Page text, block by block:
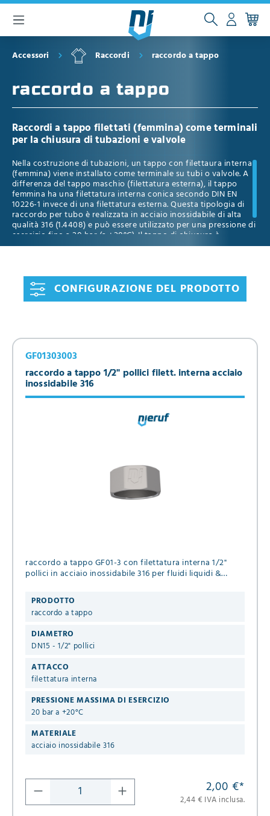
principale
Accessori Raccordi raccordo a tappo
raccordo a tappo
Raccordi a tappo filettati (femmina) come terminali
per la chiusura di tubazioni e valvole
Nella costruzione di tubazioni, un tappo con filettaura interna
(femmina) viene installato come terminale su tubi o valvole. A
differenza del tappo maschio (filettatura esterna), il tappo
femmina ha una filettatura interna conica secondo DIN EN
10226-1 invece di una filettatura esterna. Questa tipologia di
raccordo per tubo è realizzata in acciaio inossidabile di alta
qualità 316 (1.4408) e può essere utilizzato per una pressione di
esercizio fino a 20 bar (a +20°C). Il tappo di chiusura è
disponibile nei diametri nominali da 1/8 "- 4" pollici.
CONFIGURAZIONE DEL PRODOTTO
raccordo a tappo 1/2" pollici filett. interna acciaio
inossidabile 316
GF01303003
raccordo a tappo GF01-3 con filettatura interna 1/2"
pollici in acciaio inossidabile 316 per fluidi liquidi &
PRODOTTO
raccordo a tappo
DIAMETRO
DN15 - 1/2" pollici
ATTACCO
filettatura interna
PRESSIONE MASSIMA DI ESERCIZIO
20 bar a +20°C
MATERIALE
acciaio inossidabile 316
2,00 €*
2,44 € IVA inclusa.